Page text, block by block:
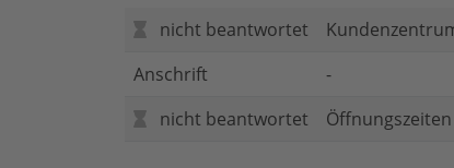
nicht beantwortet
Anschrift
-
nicht beantwortet